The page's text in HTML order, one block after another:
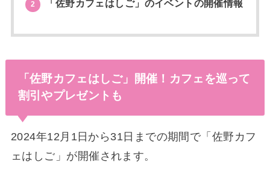
2 「佐野カフェはしご」のイベントの開催情報
「佐野カフェはしご」開催！カフェを巡って
割引やプレゼントも
2024年12月1日から31日までの期間で「佐野カフ
ェはしご」が開催されます。